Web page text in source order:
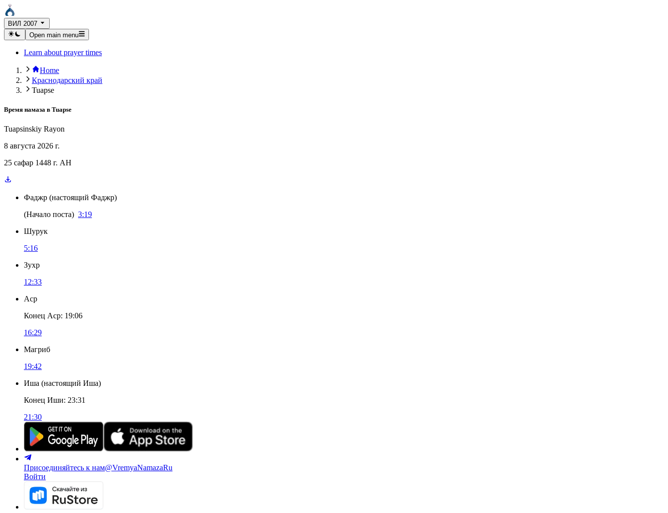
ВИЛ 2007
Open main menu
Learn about prayer times
Home
Краснодарский край
Tuapse
Время намаза в Tuapse
Tuapsinskiy Rayon
8 августа 2026 г.
25 сафар 1448 г. AH
Фаджр (настоящий Фаджр)
(Начало поста) 3:19
Шурук
5:16
Зухр
12:33
Аср
Конец Аср: 19:06
16:29
Магриб
19:42
Иша (настоящий Иша)
Конец Иши: 23:31
21:30
Присоединяйтесь к нам@VremyaNamazaRu
Войти